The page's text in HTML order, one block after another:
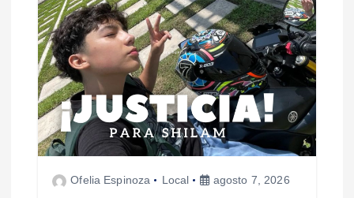
ó
n
d
e
Ofelia Espinoza Local agosto 7, 2026